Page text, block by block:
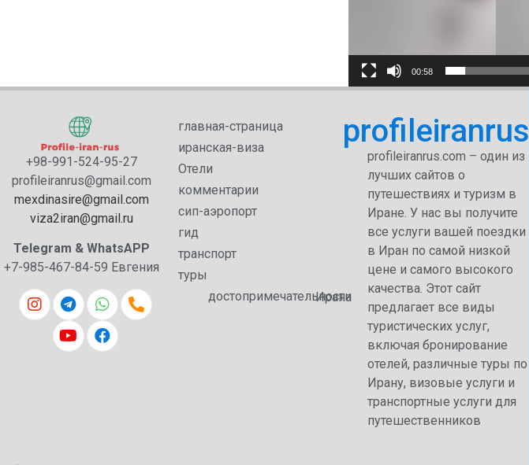
00:58
profileiranrus
profileiranrus.com – один из
лучших сайтов о
путешествиях и туризм в
Иране. У нас вы получите
все услуги вашей поездки
в Иран по самой низкой
цене и самого высокого
качества. Этот сайт
предлагает все виды
туристических услуг,
включая бронирование
отелей, различные туры по
Ирану, визовые услуги и
транспортные услуги для
путешественников
главная-страница
иранская-виза
Отели
комментарии
сип-аэропорт
гид
транспорт
туры
достопримечательности Иранa
98-991-524-95-27+
profileiranrus@gmail.com
mexdinasire@gmail.com
viza2iran@gmail.ru
Telegram & WhatsAPP
+7-985-467-84-59 Евгения